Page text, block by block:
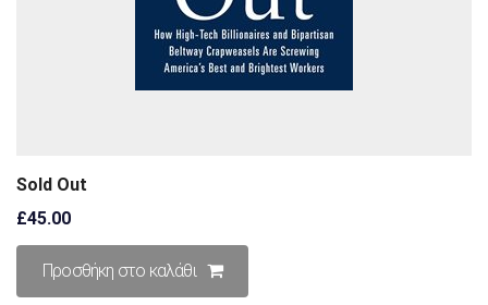
Sold Out
£45.00
Προσθήκη στο καλάθι